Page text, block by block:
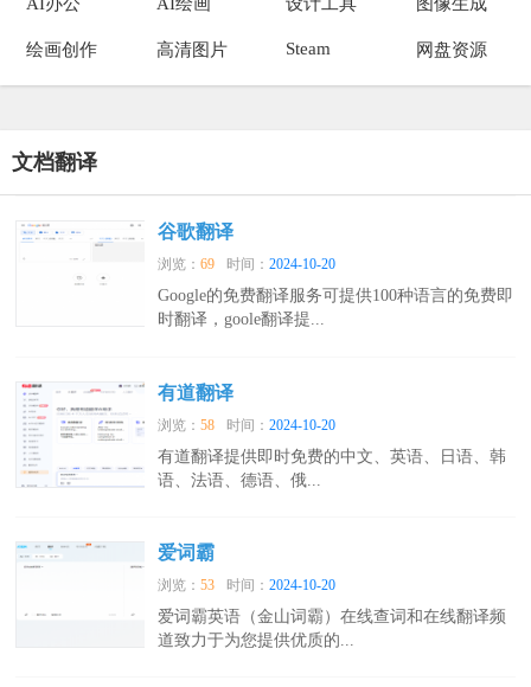
绘画创作 高清图片 Steam 网盘资源
文档翻译
谷歌翻译
浏览：69 时间：2024-10-20
Google的免费翻译服务可提供100种语言的免费即
时翻译，goole翻译提...
有道翻译
浏览：58 时间：2024-10-20
有道翻译提供即时免费的中文、英语、日语、韩
语、法语、德语、俄...
爱词霸
浏览：53 时间：2024-10-20
爱词霸英语（金山词霸）在线查词和在线翻译频
道致力于为您提供优质的...